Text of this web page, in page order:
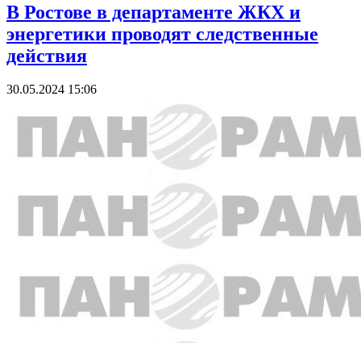
В Ростове в департаменте ЖКХ и
энергетики проводят следственные
действия
30.05.2024 15:06